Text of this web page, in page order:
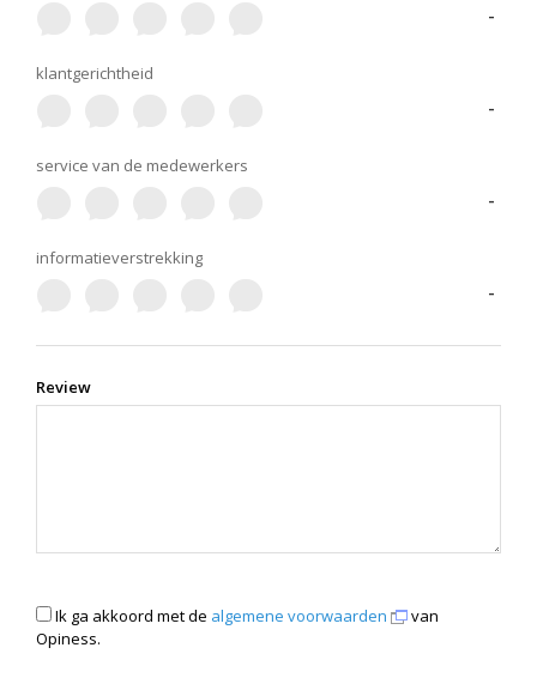
-
klantgerichtheid
-
service van de medewerkers
-
informatieverstrekking
-
Review
Ik ga akkoord met de algemene voorwaarden
van
Opiness.